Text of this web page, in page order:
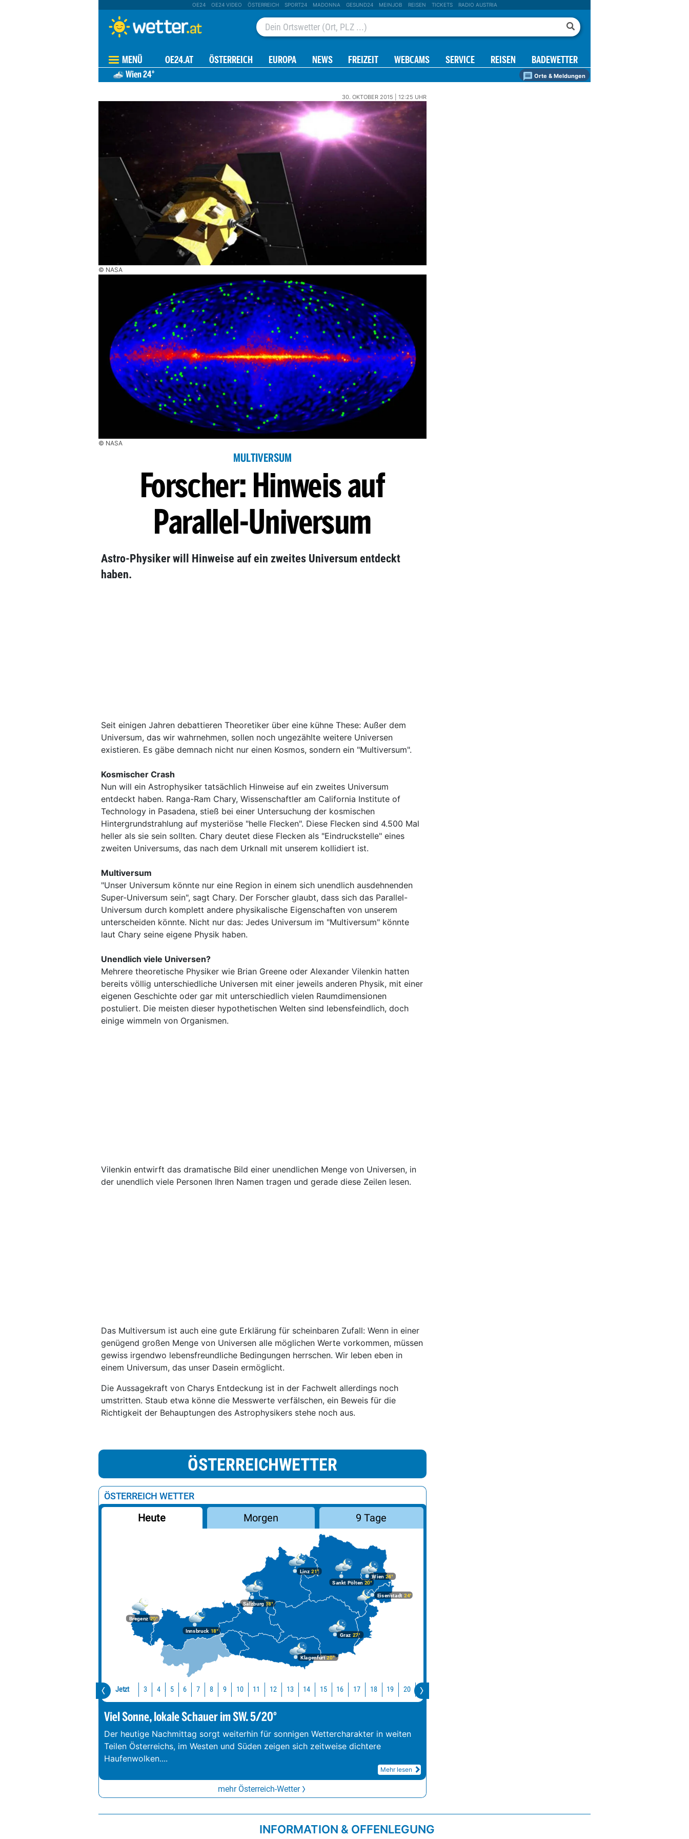
OE24 OE24 VIDEO ÖSTERREICH SPORT24 MADONNA GESUND24 MEINJOB REISEN TICKETS RADIO AUSTRIA
MENÜ OE24.AT ÖSTERREICH EUROPA NEWS FREIZEIT WEBCAMS SERVICE REISEN BADEWETTER
Wien24° Orte & Meldungen
30. OKTOBER 2015 | 12:25 UHR
© NASA
© NASA
MULTIVERSUM
Forscher: Hinweis auf
Parallel-Universum
Astro-Physiker will Hinweise auf ein zweites Universum entdeckt
haben.
Seit einigen Jahren debattieren Theoretiker über eine kühne These: Außer dem
Universum, das wir wahrnehmen, sollen noch ungezählte weitere Universen
existieren. Es gäbe demnach nicht nur einen Kosmos, sondern ein "Multiversum".
Kosmischer Crash
Nun will ein Astrophysiker tatsächlich Hinweise auf ein zweites Universum
entdeckt haben. Ranga-Ram Chary, Wissenschaftler am California Institute of
Technology in Pasadena, stieß bei einer Untersuchung der kosmischen
Hintergrundstrahlung auf mysteriöse "helle Flecken". Diese Flecken sind 4.500 Mal
heller als sie sein sollten. Chary deutet diese Flecken als "Eindruckstelle" eines
zweiten Universums, das nach dem Urknall mit unserem kollidiert ist.
Multiversum
"Unser Universum könnte nur eine Region in einem sich unendlich ausdehnenden
Super-Universum sein", sagt Chary. Der Forscher glaubt, dass sich das Parallel-
Universum durch komplett andere physikalische Eigenschaften von unserem
unterscheiden könnte. Nicht nur das: Jedes Universum im "Multiversum" könnte
laut Chary seine eigene Physik haben.
Unendlich viele Universen?
Mehrere theoretische Physiker wie Brian Greene oder Alexander Vilenkin hatten
bereits völlig unterschiedliche Universen mit einer jeweils anderen Physik, mit einer
eigenen Geschichte oder gar mit unterschiedlich vielen Raumdimensionen
postuliert. Die meisten dieser hypothetischen Welten sind lebensfeindlich, doch
einige wimmeln von Organismen.
Vilenkin entwirft das dramatische Bild einer unendlichen Menge von Universen, in
der unendlich viele Personen Ihren Namen tragen und gerade diese Zeilen lesen.
Das Multiversum ist auch eine gute Erklärung für scheinbaren Zufall: Wenn in einer
genügend großen Menge von Universen alle möglichen Werte vorkommen, müssen
gewiss irgendwo lebensfreundliche Bedingungen herrschen. Wir leben eben in
einem Universum, das unser Dasein ermöglicht.
Die Aussagekraft von Charys Entdeckung ist in der Fachwelt allerdings noch
umstritten. Staub etwa könne die Messwerte verfälschen, ein Beweis für die
Richtigkeit der Behauptungen des Astrophysikers stehe noch aus.
ÖSTERREICHWETTER
ÖSTERREICH WETTER
Heute Morgen 9 Tage
Bregenz20°
Graz 27°
Innsbruck18°
Klagenfurt20°
Linz 21°
Salzburg18°
Wien 24°
Eisenstadt 24°
Sankt Pölten 20°
Jetzt 3 4 5 6 7 8 9 10 11 12 13 14 15 16 17 18 19 20 21
Viel Sonne, lokale Schauer im SW. 5/20°
Der heutige Nachmittag sorgt weiterhin für sonnigen Wettercharakter in weiten
Teilen Österreichs, im Westen und Süden zeigen sich zeitweise dichtere
Haufenwolken....
Mehr lesen
mehr Österreich-Wetter
INFORMATION & OFFENLEGUNG